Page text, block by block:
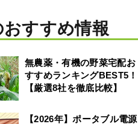
すすめ情報
無農薬・有機の野菜宅配お
すすめランキングBEST5！
【厳選8社を徹底比較】
【2026年】ポータブル電源